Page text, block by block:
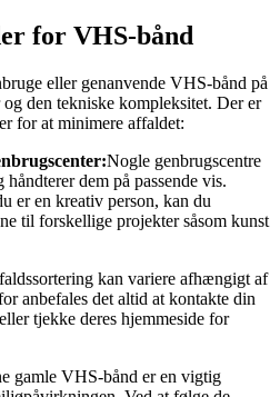
for VHS-bånd
eller genanvende VHS-bånd på
den tekniske kompleksitet. Der er
for at minimere affaldet:
Nogle genbrugscentre
dem på passende vis.
er en kreativ person, kan du
til forskellige projekter såsom kunst
kan variere afhængigt af
anbefales det altid at kontakte din
tjekke deres hjemmeside for
gamle VHS-bånd er en vigtig